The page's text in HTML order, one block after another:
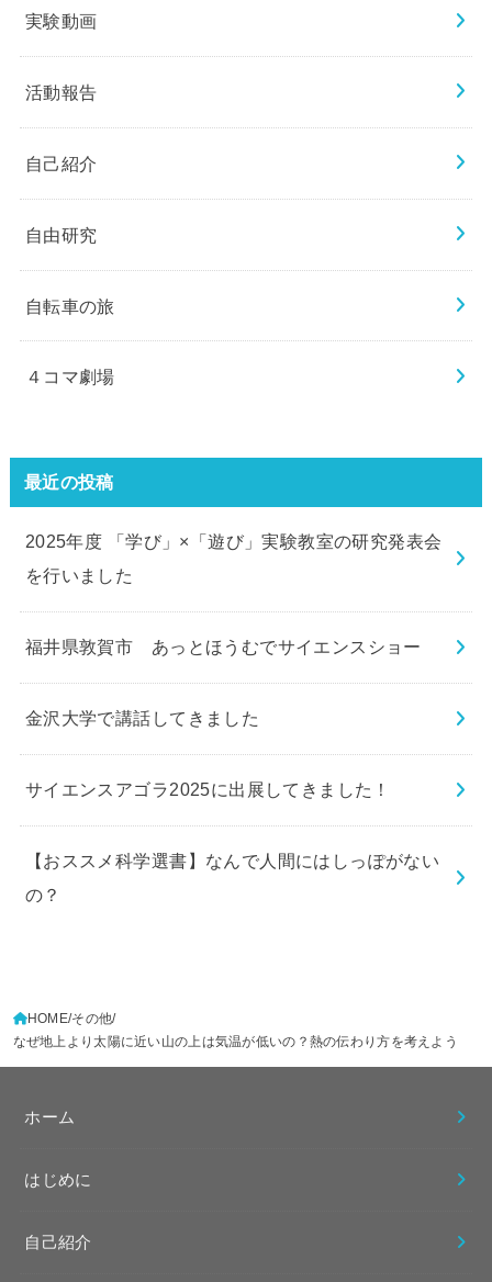
実験動画
活動報告
自己紹介
自由研究
自転車の旅
４コマ劇場
最近の投稿
2025年度 「学び」×「遊び」実験教室の研究発表会
を行いました
福井県敦賀市 あっとほうむでサイエンスショー
金沢大学で講話してきました
サイエンスアゴラ2025に出展してきました！
【おススメ科学選書】なんで人間にはしっぽがない
の？
HOME その他
なぜ地上より太陽に近い山の上は気温が低いの？熱の伝わり方を考えよう
ホーム
はじめに
自己紹介